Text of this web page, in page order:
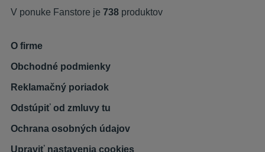
V ponuke Fanstore je 738 produktov
O firme
Obchodné podmienky
Reklamačný poriadok
Odstúpiť od zmluvy tu
Ochrana osobných údajov
Upraviť nastavenia cookies